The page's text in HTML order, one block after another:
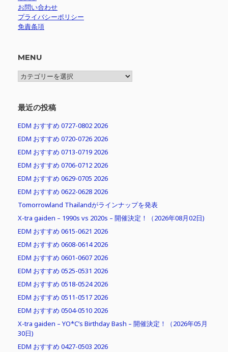
お問い合わせ
プライバシーポリシー
免責条項
MENU
MENU
最近の投稿
EDM おすすめ 0727-0802 2026
EDM おすすめ 0720-0726 2026
EDM おすすめ 0713-0719 2026
EDM おすすめ 0706-0712 2026
EDM おすすめ 0629-0705 2026
EDM おすすめ 0622-0628 2026
Tomorrowland Thailandがラインナップを発表
X-tra gaiden – 1990s vs 2020s – 開催決定！（2026年08月02日)
EDM おすすめ 0615-0621 2026
EDM おすすめ 0608-0614 2026
EDM おすすめ 0601-0607 2026
EDM おすすめ 0525-0531 2026
EDM おすすめ 0518-0524 2026
EDM おすすめ 0511-0517 2026
EDM おすすめ 0504-0510 2026
X-tra gaiden – YO*C’s Birthday Bash – 開催決定！（2026年05月
30日)
EDM おすすめ 0427-0503 2026